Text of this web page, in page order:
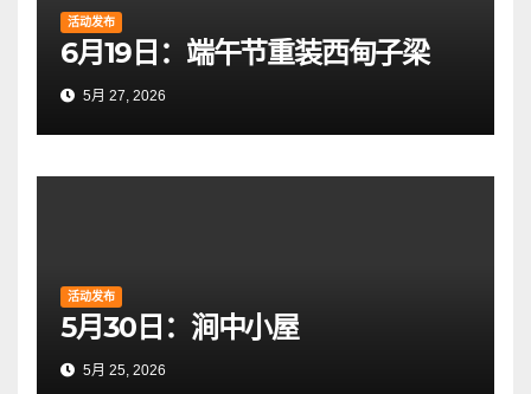
活动发布
6月19日：端午节重装西甸子梁
5月 27, 2026
活动发布
5月30日：涧中小屋
5月 25, 2026